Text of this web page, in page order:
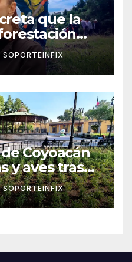
que la
domingo
SOPORTEINFIX
Coyoacán
y aves tras
SOPORTEINFIX